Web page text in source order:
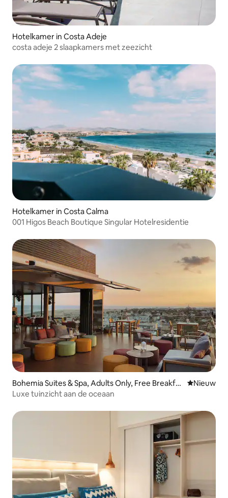
Hotelkamer in Costa Adeje
costa adeje 2 slaapkamers met zeezicht
Hotelkamer in Costa Calma
001 Higos Beach Boutique Singular Hotelresidentie
Bohemia Suites & Spa, Adults Only, Free Breakfas
t
Nieuwe
Nieuw
Luxe tuinzicht aan de oceaan